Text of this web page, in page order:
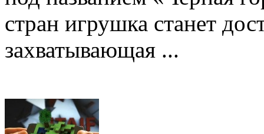
стран игрушка станет
захватывающая ...